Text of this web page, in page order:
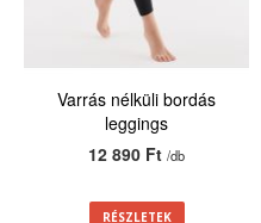
Varrás nélküli bordás
leggings
12 890 Ft/db
RÉSZLETEK